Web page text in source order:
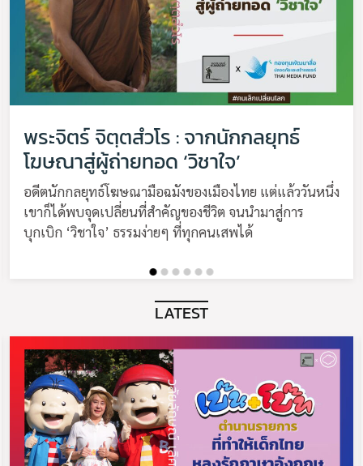
พระจิตร์ จิตฺตสํวโร : จากนักกลยุทธ์
โฆษณาสู่ผู้ถ่ายทอด ‘วิชาใจ’
อดีตนักกลยุทธ์โฆษณามือฉมังของเมืองไทย แต่แล้ววันหนึ่ง
เขาก็ได้พบจุดเปลี่ยนที่สำคัญของชีวิต จนนำมาสู่การ
บุกเบิก ‘วิชาใจ’ ธรรมง่ายๆ ที่ทุกคนเสพได้
LATEST